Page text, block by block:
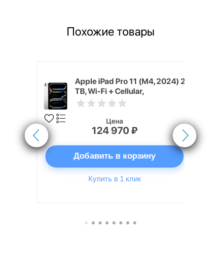
Похожие товары
Apple iPad Pro 11 (M4, 2024) 2
TB, Wi-Fi + Cellular,
Серебристый (Silver)
Цена
124 970 ₽
Добавить в корзину
Купить в 1 клик